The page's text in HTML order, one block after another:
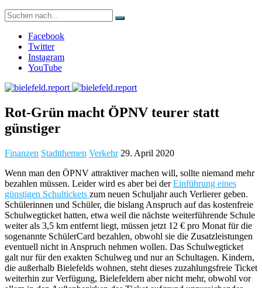
Suche
nach:
Facebook
Twitter
Instagram
YouTube
Rot-Grün macht ÖPNV teurer statt
günstiger
Finanzen Stadtthemen Verkehr 29. April 2020
Wenn man den ÖPNV attraktiver machen will, sollte niemand mehr
bezahlen müssen. Leider wird es aber bei derEinführung eines
günstigen Schultickets zum neuen Schuljahr auch Verlierer geben.
Schülerinnen und Schüler, die bislang Anspruch auf das kostenfreie
Schulwegticket hatten, etwa weil die nächste weiterführende Schule
weiter als 3,5 km entfernt liegt, müssen jetzt 12 € pro Monat für die
sogenannte SchülerCard bezahlen, obwohl sie die Zusatzleistungen
eventuell nicht in Anspruch nehmen wollen. Das Schulwegticket
galt nur für den exakten Schulweg und nur an Schultagen. Kindern,
die außerhalb Bielefelds wohnen, steht dieses zuzahlungsfreie Ticket
weiterhin zur Verfügung, Bielefeldern aber nicht mehr, obwohl vor